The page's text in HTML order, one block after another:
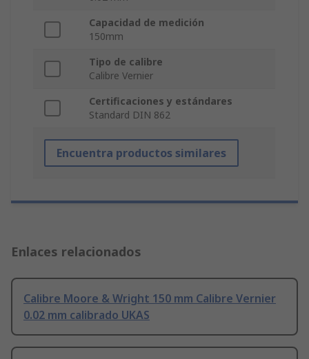
Capacidad de medición
150mm
Tipo de calibre
Calibre Vernier
Certificaciones y estándares
Standard DIN 862
Encuentra productos similares
Enlaces relacionados
Calibre Moore & Wright 150 mm Calibre Vernier
0.02 mm calibrado UKAS